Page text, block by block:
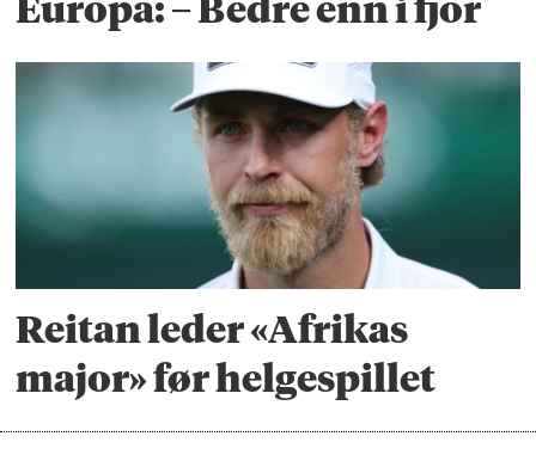
Europa: – Bedre enn i fjor
Reitan leder «Afrikas
major» før helgespillet